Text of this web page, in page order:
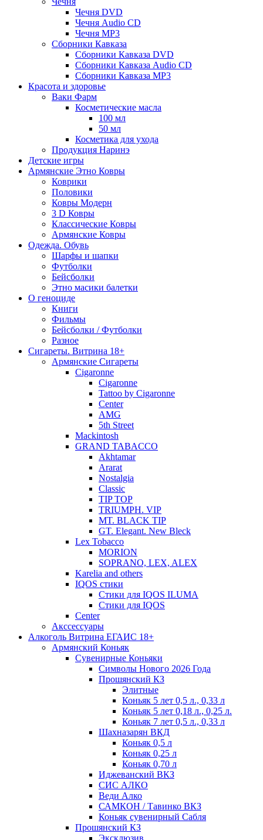
Чечня DVD
Чечня Audio CD
Чечня MP3
Сборники Кавказа
Сборники Кавказа DVD
Сборники Кавказа Audio CD
Сборники Кавказа MP3
Красота и здоровье
Ваки Фарм
Косметические масла
100 мл
50 мл
Косметика для ухода
Продукция Наринэ
Детские игры
Армянские Этно Ковры
Коврики
Половики
Ковры Модерн
3 D Ковры
Классические Ковры
Армянские Ковры
Одежда. Обувь
Шарфы и шапки
Футболки
Бейсболки
Этно масики балетки
О геноциде
Книги
Фильмы
Бейсболки / Футболки
Разное
Сигареты. Витрина 18+
Армянские Сигареты
Cigaronne
Cigaronne
Tattoo by Cigaronne
Center
AMG
5th Street
Mackintosh
GRAND TABACCO
Akhtamar
Ararat
Nostalgia
Classic
TIP TOP
TRIUMPH. VIP
MT. BLACK TIP
GT. Elegant. New Bleck
Lex Tobacco
MORION
SOPRANO, LEX, ALEX
Karelia and others
IQOS стики
Стики для IQOS ILUMA
Стики для IQOS
Сenter
Акссессуары
Алкоголь Витрина ЕГАИС 18+
Армянский Коньяк
Сувенирные Коньяки
Символы Нового 2026 Года
Прошянский КЗ
Элитные
Коньяк 5 лет 0,5 л., 0,33 л
Коньяк 5 лет 0,18 л., 0,25 л.
Коньяк 7 лет 0,5 л., 0,33 л
Шахназарян ВКД
Коньяк 0,5 л
Коньяк 0,25 л
Коньяк 0,70 л
Иджеванский ВКЗ
СИС АЛКО
Веди Алко
САМКОН / Тавинко ВКЗ
Коньяк сувенирный Сабля
Прошянский КЗ
Эксклюзив